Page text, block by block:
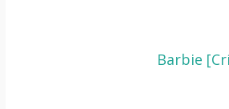
Barbie